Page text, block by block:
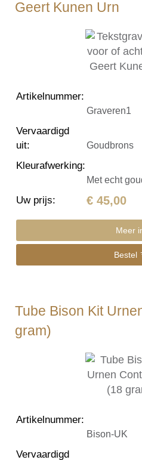
Geert Kunen Urn
Artikelnummer:
Graveren1
Vervaardigd
uit: Goudbrons
Kleurafwerking:
Met echt
Uw prijs: € 45,00
Meer
Bestel
Tube Bison Kit
gram)
Artikelnummer:
Bison-UK
Vervaardigd